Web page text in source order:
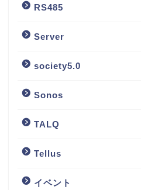
RS485
Server
society5.0
Sonos
TALQ
Tellus
イベント